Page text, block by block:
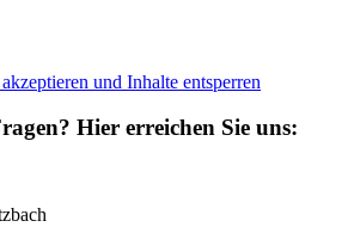
und Inhalte entsperren
Hier erreichen Sie uns: